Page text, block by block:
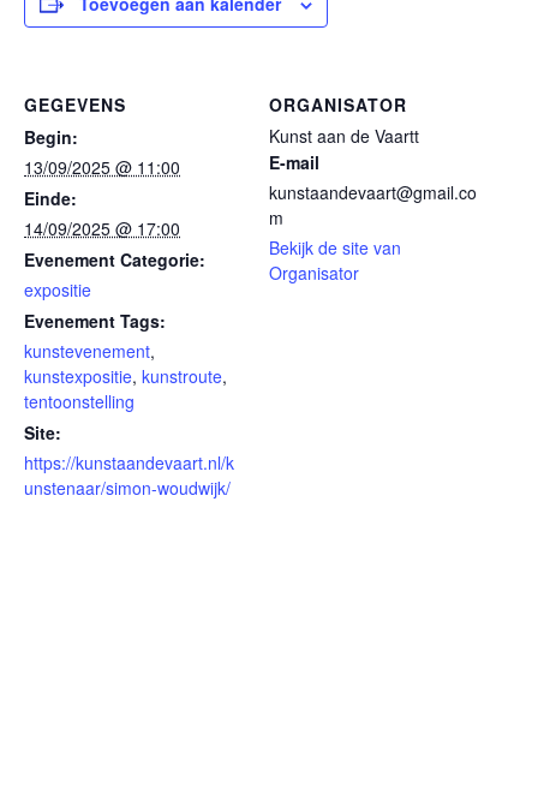
GEGEVENS
Begin:
13/09/2025 @ 11:00
Einde:
14/09/2025 @ 17:00
Evenement Categorie:
expositie
Evenement Tags:
kunstevenement,
kunstexpositie, kunstroute,
tentoonstelling
Site:
https://kunstaandevaart.nl/k
unstenaar/simon-woudwijk/
ORGANISATOR
Kunst aan de Vaartt
E-mail
kunstaandevaart@gmail.co
m
Bekijk de site van
Organisator